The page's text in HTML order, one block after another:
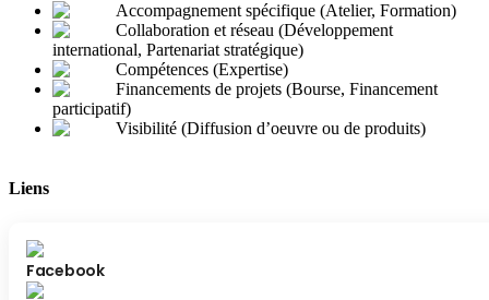
Accompagnement spécifique (Atelier, Formation)
Collaboration et réseau (Développement
international, Partenariat stratégique)
Compétences (Expertise)
Financements de projets (Bourse, Financement
participatif)
Visibilité (Diffusion d’oeuvre ou de produits)
Liens
Facebook